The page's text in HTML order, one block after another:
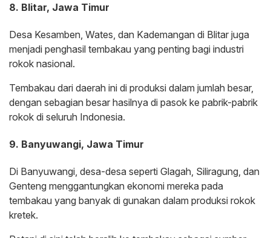
8. Blitar, Jawa Timur
Desa Kesamben, Wates, dan Kademangan di Blitar juga
menjadi penghasil tembakau yang penting bagi industri
rokok nasional.
Tembakau dari daerah ini di produksi dalam jumlah besar,
dengan sebagian besar hasilnya di pasok ke pabrik-pabrik
rokok di seluruh Indonesia.
9. Banyuwangi, Jawa Timur
Di Banyuwangi, desa-desa seperti Glagah, Siliragung, dan
Genteng menggantungkan ekonomi mereka pada
tembakau yang banyak di gunakan dalam produksi rokok
kretek.